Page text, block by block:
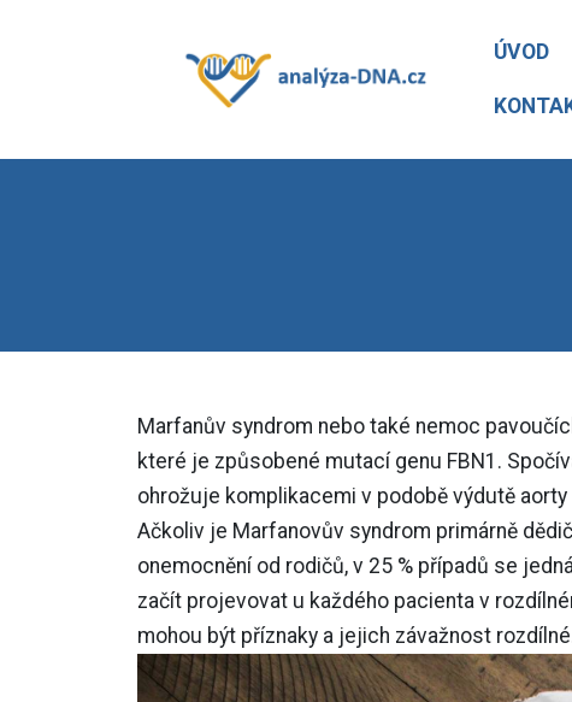
ÚVOD
Marfanův syndrom nebo také nemoc
které je způsobené mutací genu FBN1.
ohrožuje komplikacemi v podobě výdutě
Ačkoliv je Marfanovův syndrom primárně
onemocnění od rodičů, v 25 % případů se
začít projevovat u každého pacienta v
mohou být příznaky a jejich závažnost